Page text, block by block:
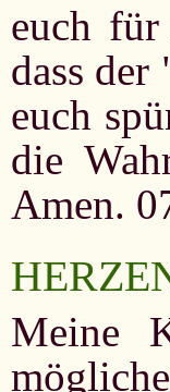
euch für
dass
euch
die
Amen.
Meine